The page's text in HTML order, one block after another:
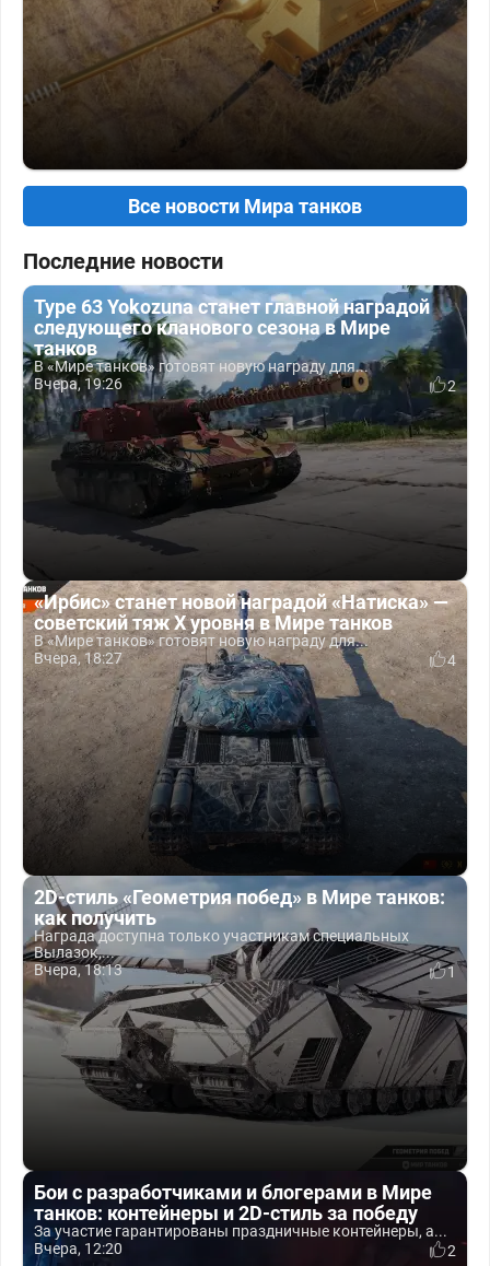
Все новости Мира танков
Последние новости
Type 63 Yokozuna станет главной наградой
следующего кланового сезона в Мире
танков
В «Мире танков» готовят новую награду для...
Вчера, 19:26
2
«Ирбис» станет новой наградой «Натиска» —
советский тяж X уровня в Мире танков
В «Мире танков» готовят новую награду для...
Вчера, 18:27
4
2D-стиль «Геометрия побед» в Мире танков:
как получить
Награда доступна только участникам специальных
Вылазок,...
Вчера, 18:13
1
Бои с разработчиками и блогерами в Мире
танков: контейнеры и 2D-стиль за победу
За участие гарантированы праздничные контейнеры, а...
Вчера, 12:20
2